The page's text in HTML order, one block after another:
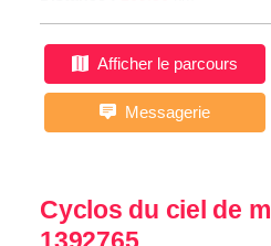
Afficher le parcours
Messagerie
Cyclos du ciel de